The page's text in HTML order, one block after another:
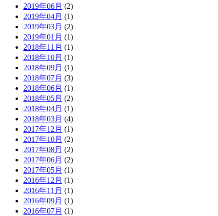
2019年06月 (2)
2019年04月 (1)
2019年03月 (2)
2019年01月 (1)
2018年11月 (1)
2018年10月 (1)
2018年09月 (1)
2018年07月 (3)
2018年06月 (1)
2018年05月 (2)
2018年04月 (1)
2018年03月 (4)
2017年12月 (1)
2017年10月 (2)
2017年08月 (2)
2017年06月 (2)
2017年05月 (1)
2016年12月 (1)
2016年11月 (1)
2016年09月 (1)
2016年07月 (1)